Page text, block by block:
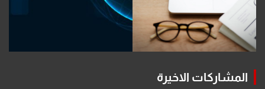
المشاركات الاخيرة